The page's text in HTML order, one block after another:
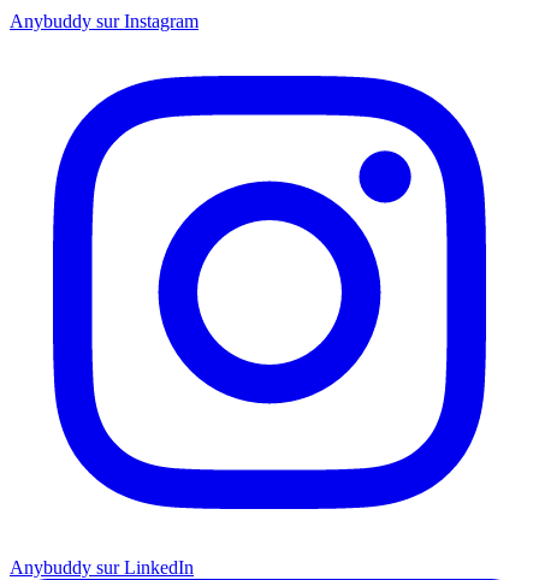
Anybuddy sur Instagram
Anybuddy sur LinkedIn